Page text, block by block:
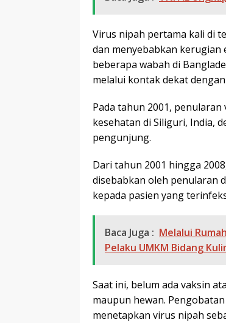
Virus nipah pertama kali di
dan menyebabkan kerugian
beberapa wabah di
melalui kontak dekat
Pada tahun 2001,
kesehatan di Siliguri, India,
pengunjung.
Dari tahun 2001 hingga
disebabkan oleh penularan
kepada pasien yang
Baca Juga : Melalui
Pelaku UMKM Bidang
Saat ini, belum ada vaksin
maupun hewan.
menetapkan virus nipah